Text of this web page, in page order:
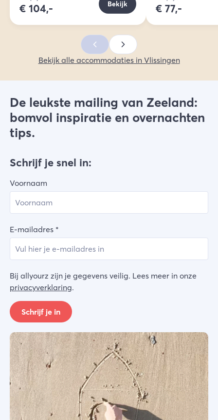
€ 104,- Bekijk € 77,-
Bekijk alle accommodaties in Vlissingen
De leukste mailing van Zeeland:
bomvol inspiratie en overnachten
tips.
Schrijf je snel in:
Voornaam
E-mailadres *
Bij allyourz zijn je gegevens veilig. Lees meer in onze
privacyverklaring.
Schrijf je in